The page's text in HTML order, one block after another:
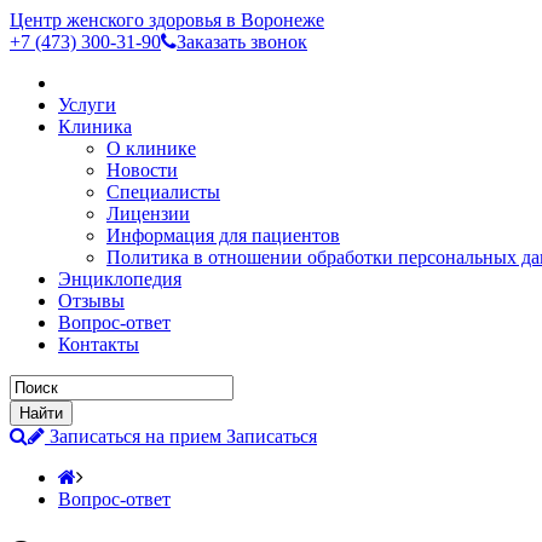
Центр женского здоровья в Воронеже
+7 (473) 300-31-90 Заказать звонок
Услуги
Клиника
О клинике
Новости
Специалисты
Лицензии
Информация для пациентов
Политика в отношении обработки персональных
Энциклопедия
Отзывы
Вопрос-ответ
Контакты
Записаться на прием Записаться
Вопрос-ответ